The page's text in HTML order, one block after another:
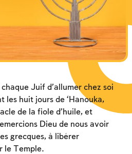
Juif d’allumer chez soi
les huit jours de ‘Hanouka,
de la fiole d’huile, et
Dieu de nous avoir
grecques, à libérer
le Temple.